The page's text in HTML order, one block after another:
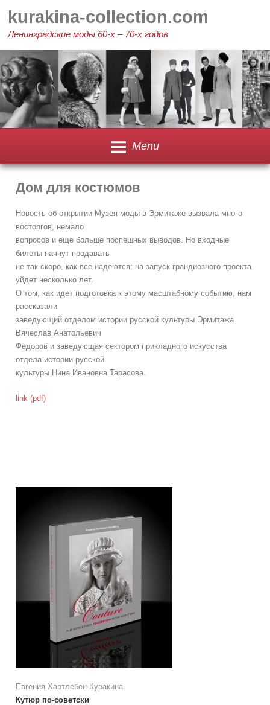
content
kurakina-collection.com
Ленинградские моды 60-х – 70-х годов
Menu
Дом для костюмов
Новость об открытии Музея моды в Эрмитаже вызвала много
восторгов, немало
вопросов и еще больше поспешных выводов. Но входные
билеты начнут продавать
не так скоро, как все надеются: на запуск грандиозного проекта
уйдет несколько лет.
О том, как идет подготовка к этому масштабному событию, нам
рассказали
заведующий отделом истории русской культуры Эрмитажа
Вячеслав Анатольевич
Федоров и заведующая сектором прикладного искусства
отдела истории русской
культуры Нина Ивановна Тарасова.
link (pdf)
Евгения Хартлебен-Куракина
Кутюр по-советски